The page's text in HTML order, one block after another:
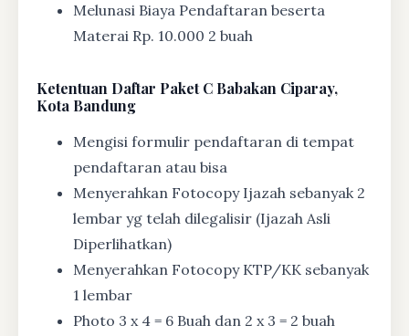
Melunasi Biaya Pendaftaran beserta
Materai Rp. 10.000 2 buah
Ketentuan Daftar Paket C Babakan Ciparay,
Kota Bandung
Mengisi formulir pendaftaran di tempat
pendaftaran atau bisa
Menyerahkan Fotocopy Ijazah sebanyak 2
lembar yg telah dilegalisir (Ijazah Asli
Diperlihatkan)
Menyerahkan Fotocopy KTP/KK sebanyak
1 lembar
Photo 3 x 4 = 6 Buah dan 2 x 3 = 2 buah